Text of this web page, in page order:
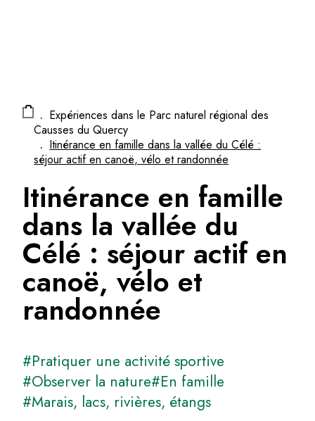
. Expériences dans le Parc naturel régional des
Causses du Quercy
. Itinérance en famille dans la vallée du Célé :
séjour actif en canoë, vélo et randonnée
Itinérance en famille
dans la vallée du
Célé : séjour actif en
canoë, vélo et
randonnée
#Pratiquer une activité sportive
#Observer la nature#En famille
#Marais, lacs, rivières, étangs